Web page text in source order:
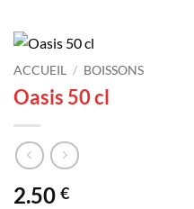
ACCUEIL / BOISSONS
Oasis 50 cl
2.50 €